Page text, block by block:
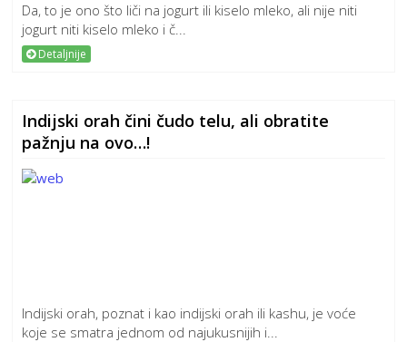
Da, to je ono što liči na jogurt ili kiselo mleko, ali nije niti
jogurt niti kiselo mleko i č...
Detaljnije
Indijski orah čini čudo telu, ali obratite
pažnju na ovo…!
Indijski orah, poznat i kao indijski orah ili kashu, je voće
koje se smatra jednom od najukusnijih i...